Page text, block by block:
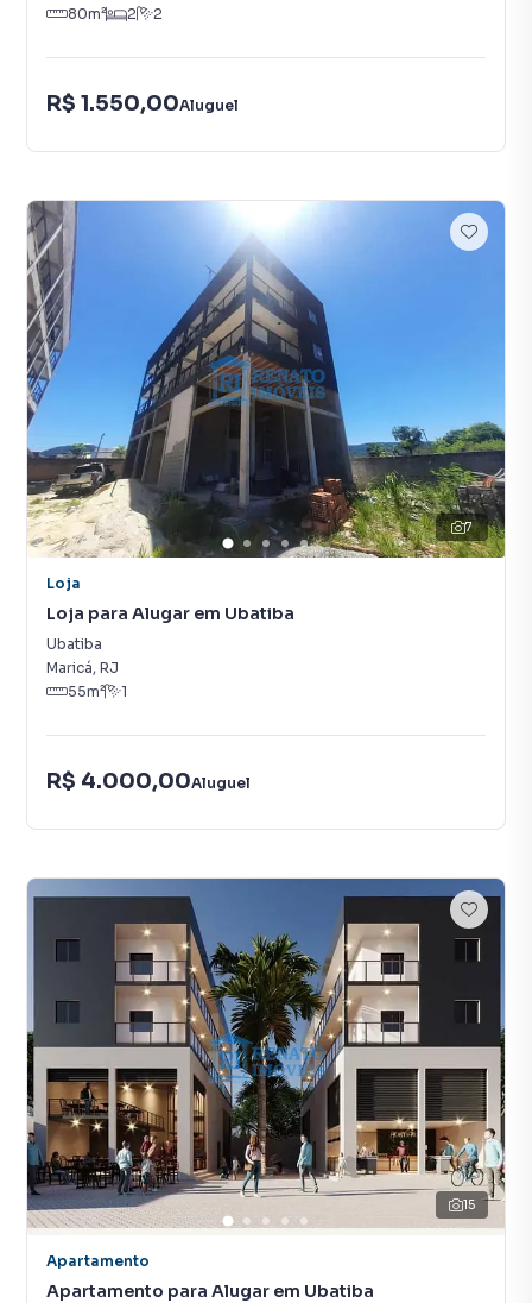
80m² 2 2
R$ 1.550,00Aluguel
7
Loja
Loja para Alugar em Ubatiba
Ubatiba
Maricá, RJ
55m² 1
R$ 4.000,00Aluguel
15
Apartamento
Apartamento para Alugar em Ubatiba